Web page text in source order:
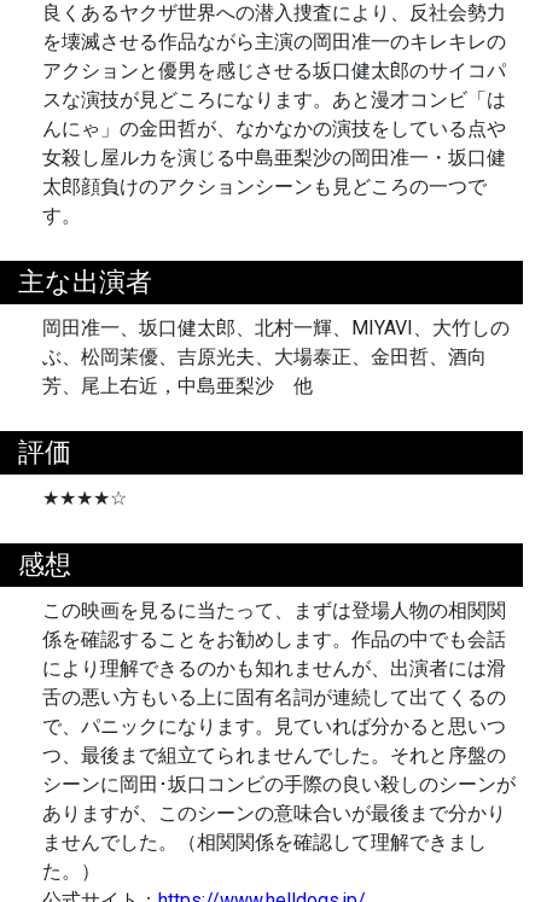
良くあるヤクザ世界への潜入捜査により、反社会勢力
を壊滅させる作品ながら主演の岡田准一のキレキレの
アクションと優男を感じさせる坂口健太郎のサイコパ
スな演技が見どころになります。あと漫才コンビ「は
んにゃ」の金田哲が、なかなかの演技をしている点や
女殺し屋ルカを演じる中島亜梨沙の岡田准一・坂口健
太郎顔負けのアクションシーンも見どころの一つで
す。
主な出演者
岡田准一、坂口健太郎、北村一輝、MIYAVI、大竹しの
ぶ、松岡茉優、吉原光夫、大場泰正、金田哲、酒向
芳、尾上右近，中島亜梨沙 他
評価
★★★★☆
感想
この映画を見るに当たって、まずは登場人物の相関関
係を確認することをお勧めします。作品の中でも会話
により理解できるのかも知れませんが、出演者には滑
舌の悪い方もいる上に固有名詞が連続して出てくるの
で、パニックになります。見ていれば分かると思いつ
つ、最後まで組立てられませんでした。それと序盤の
シーンに岡田･坂口コンビの手際の良い殺しのシーンが
ありますが、このシーンの意味合いが最後まで分かり
ませんでした。（相関関係を確認して理解できまし
た。）